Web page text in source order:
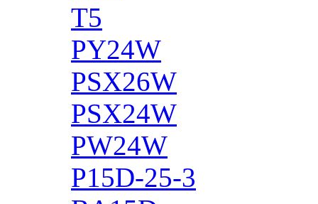
T5
PY24W
PSX26W
PSX24W
PW24W
P15D-25-3